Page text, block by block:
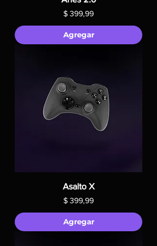
Precio
$ 399,99
Agregar
Asalto X
Precio
$ 399,99
Agregar